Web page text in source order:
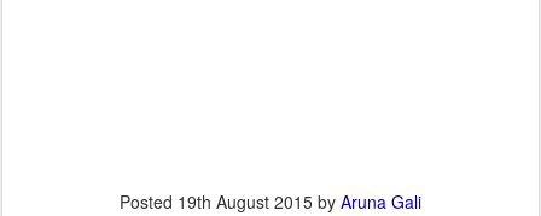
Posted 19th August 2015 by Aruna Gali